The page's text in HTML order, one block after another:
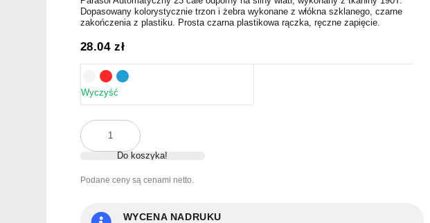
Dopasowany kolorystycznie trzon i żebra wykonane z włókna szklanego, czarne
zakończenia z plastiku. Prosta czarna plastikowa rączka, ręczne zapięcie.
28.04zł
Wyczyść
ilość
Parasol
automatyczny
na
Do koszyka!
Podane ceny są cenami netto.
WYCENA NADRUKU